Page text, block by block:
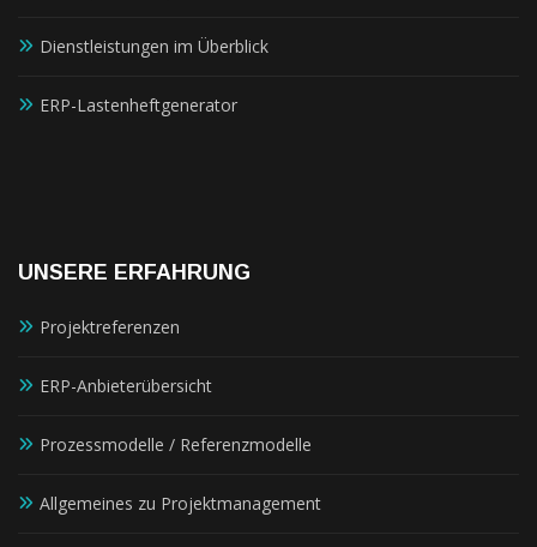
Dienstleistungen im Überblick
ERP-Lastenheftgenerator
UNSERE ERFAHRUNG
Projektreferenzen
ERP-Anbieterübersicht
Prozessmodelle / Referenzmodelle
Allgemeines zu Projektmanagement